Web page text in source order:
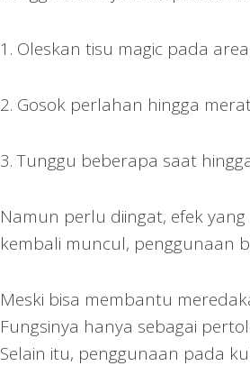
1. Oleskan tisu magic pada
2. Gosok perlahan hingga
3. Tunggu beberapa saat
Namun perlu diingat, efek
kembali muncul, penggunaan
Meski bisa membantu
Fungsinya hanya sebagai
Selain itu, penggunaan pada